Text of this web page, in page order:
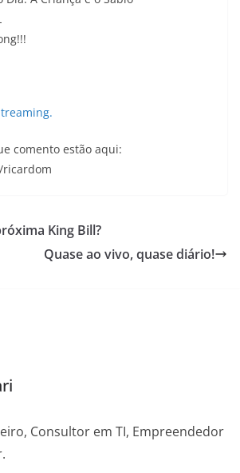
comento estão aqui:
King Bill?
Quase ao vivo, quase diário!
Consultor em TI, Empreendedor